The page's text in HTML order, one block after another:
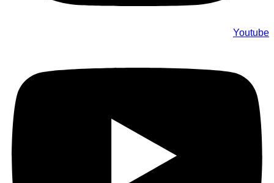
Youtube